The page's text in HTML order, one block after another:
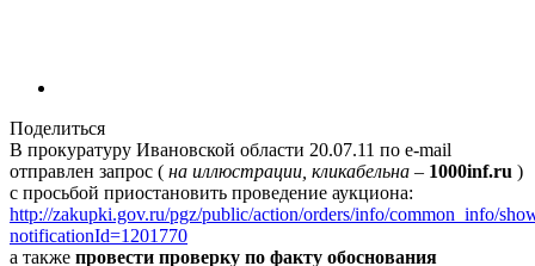
Поделиться
В прокуратуру Ивановской области 20.07.11 по e-mail
отправлен запрос ( на иллюстрации, кликабельна – 1000inf.ru )
с просьбой приостановить проведение аукциона:
http://zakupki.gov.ru/pgz/public/action/orders/info/common_info/
notificationId=1201770
а также провести проверку по факту обоснования